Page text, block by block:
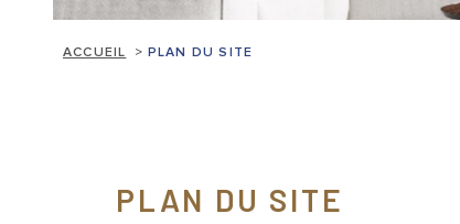
ACCUEIL PLAN DU SITE
PLAN DU SITE